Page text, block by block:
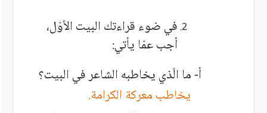
في ضوء قراءتك البيت الأوّل،
أجب عمّا يأتي:
أ- ما الّذي يخاطبه الشاعر في البيت؟
يخاطب معركة الكرامة.